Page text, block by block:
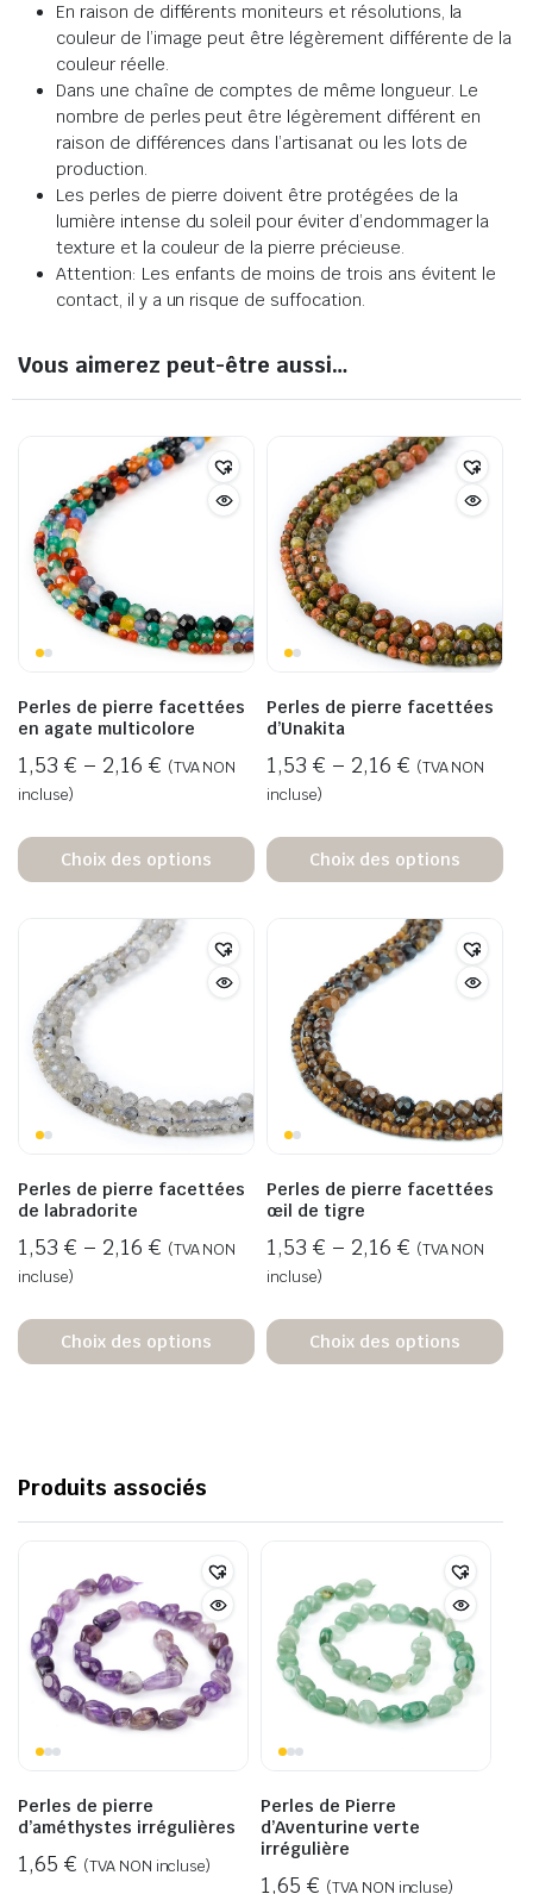
En raison de différents moniteurs et résolutions, la
couleur de l’image peut être légèrement différente de la
couleur réelle.
Dans une chaîne de comptes de même longueur. Le
nombre de perles peut être légèrement différent en
raison de différences dans l’artisanat ou les lots de
production.
Les perles de pierre doivent être protégées de la
lumière intense du soleil pour éviter d’endommager la
texture et la couleur de la pierre précieuse.
Attention: Les enfants de moins de trois ans évitent le
contact, il y a un risque de suffocation.
Vous aimerez peut-être aussi…
Perles de pierre facettées
en agate multicolore
1,53 € – 2,16 € (TVA NON
incluse)
Choix des options
Perles de pierre facettées
d’Unakita
1,53 € – 2,16 € (TVA NON
incluse)
Choix des options
Perles de pierre facettées
de labradorite
1,53 € – 2,16 € (TVA NON
incluse)
Choix des options
Perles de pierre facettées
œil de tigre
1,53 € – 2,16 € (TVA NON
incluse)
Choix des options
Produits associés
Perles de pierre
d’améthystes irrégulières
1,65 € (TVA NON incluse)
Perles de Pierre
d’Aventurine verte
irrégulière
1,65 € (TVA NON incluse)